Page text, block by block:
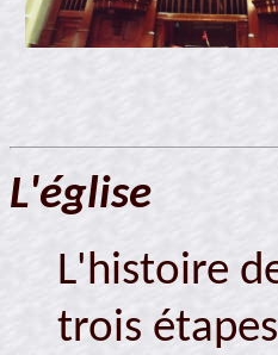
L'église
L'histoire
trois